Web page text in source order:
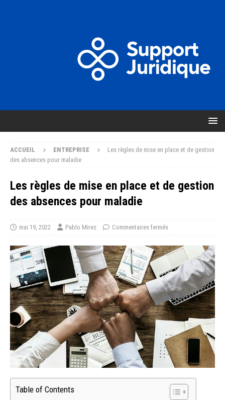
ACCUEIL ENTREPRISE
Les règles de mise en place et de gestion
des absences pour maladie
Les règles de mise en place et de gestion
des absences pour maladie
mai 19, 2022 Pablo Mirez Commentaires fermés
Table of Contents